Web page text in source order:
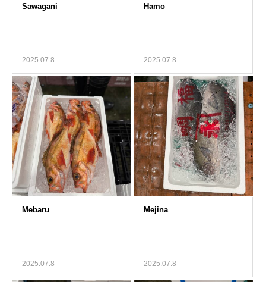
2025.07.8 2025.07.8
2025.07.8 2025.07.8